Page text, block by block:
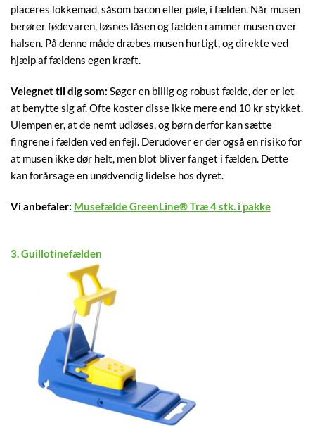
placeres lokkemad, såsom bacon eller pøle, i fælden. Når musen
berører fødevaren, løsnes låsen og fælden rammer musen over
halsen. På denne måde dræbes musen hurtigt, og direkte ved
hjælp af fældens egen kræft.
Velegnet til dig som: Søger en billig og robust fælde, der er let
at benytte sig af. Ofte koster disse ikke mere end 10 kr stykket.
Ulempen er, at de nemt udløses, og børn derfor kan sætte
fingrene i fælden ved en fejl. Derudover er der også en risiko for
at musen ikke dør helt, men blot bliver fanget i fælden. Dette
kan forårsage en unødvendig lidelse hos dyret.
Vi anbefaler: Musefælde GreenLine® Træ 4 stk. i pakke
3. Guillotinefælden